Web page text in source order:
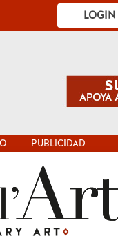
LOGIN
PUBLICIDAD